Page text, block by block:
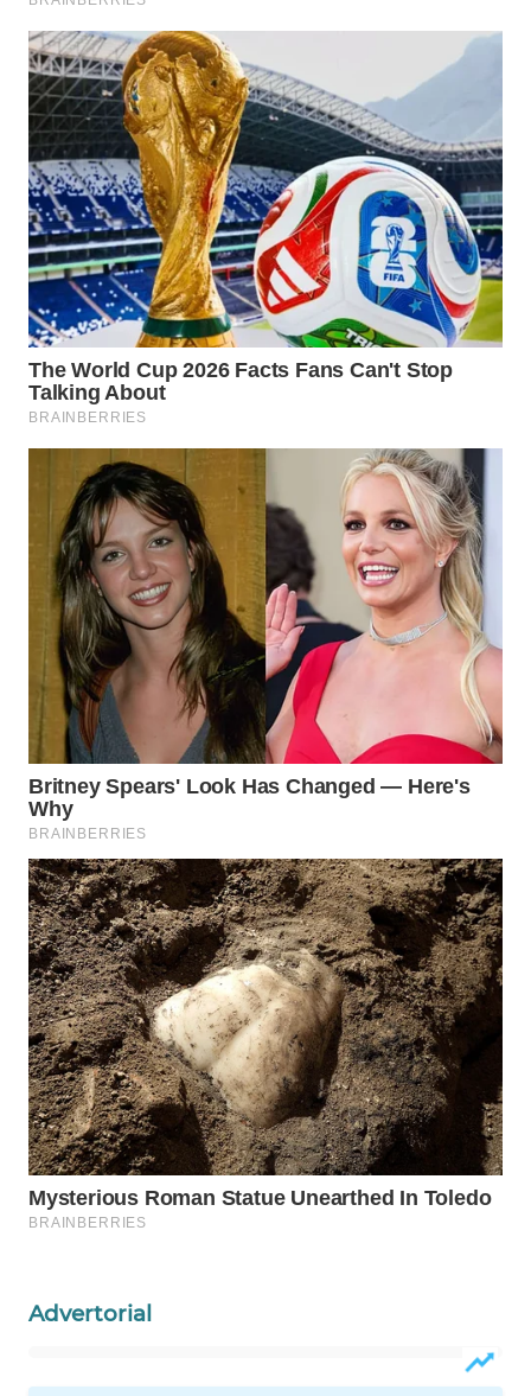
Advertorial
WAHANA
SELEB
WAHANA
PERSONA
WAHANA
OTOMOTIF
WAHANA
HEALTH
WAHANA
DESA
WISATA
LAPAK
WAHANA
Wahana
Network
KONSUMEN
LISTRIK
MASYARAKAT
KELISTRIKAN
WALINKI
ID
MAWAKA
ID
MARTABAT
NET
PLN
WATCH
MKLI
LKKI